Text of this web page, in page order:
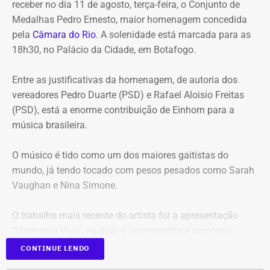
Entre os principais pontos apontados pela auditoria
estão:
Mudança brusca na estratégia de investimento: a
20% logo na primeira reunião da nova gestão,
desrespeitando os estudos técnicos e pareceres da
consultoria financeira contratada, que desaconselhavam
o investimento de longo prazo.
previdenciários por 10 anos em uma instituição que
possuía rating B+ (grau especulativo com alto risco de
inadimplência), violando princípios de segurança e
Alteração regimental retroativa: a gestão do Itaprevi
exigência de que instituições financeiras recebedoras de
recursos tivessem rating mínimo A.
receber no dia 11 de agosto, terça-feira, o Conjunto de
Medalhas Pedro Ernesto, maior homenagem concedida
pela Câmara do Rio. A solenidade está marcada para as
18h30, no Palácio da Cidade, em Botafogo.
Entre as justificativas da homenagem, de autoria dos
vereadores Pedro Duarte (PSD) e Rafael Aloisio Freitas
(PSD), está a enorme contribuição de Einhorn para a
música brasileira.
O músico é tido como um dos maiores gaitistas do
mundo, já tendo tocado com pesos pesados como Sarah
Vaughan e Nina Simone.
O trabalho mais recente do artista foi a apresentação
diversas unidades pelo Sesc na cidade do Rio.
CONTINUE LENDO